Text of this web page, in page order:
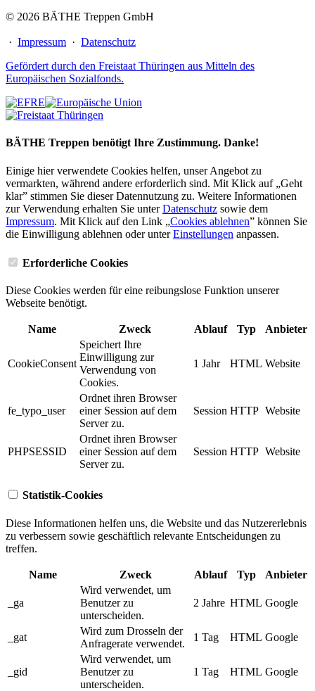
© 2026 BÄTHE Treppen GmbH
· Impressum · Datenschutz
Gefördert durch den Freistaat Thüringen aus Mitteln des
Europäischen Sozialfonds.
BÄTHE Treppen benötigt Ihre Zustimmung. Danke!
Einige hier verwendete Cookies helfen, unser Angebot zu
vermarkten, während andere erforderlich sind. Mit Klick auf „Geht
klar” stimmen Sie dieser Datennutzung zu. Weitere Informationen
zur Verwendung erhalten Sie unterDatenschutz sowie dem
Impressum. Mit Klick auf den Link „Cookies ablehnen” können Sie
die Einwilligung ablehnen oder unterEinstellungen anpassen.
Erforderliche Cookies
Diese Cookies werden für eine reibungslose Funktion unserer
Webseite benötigt.
Name Zweck Ablauf Typ Anbieter
CookieConsent
Speichert Ihre
Einwilligung zur
Verwendung von
Cookies.
1 Jahr HTML Website
fe_typo_user
Ordnet ihren Browser
einer Session auf dem
Server zu.
Session HTTP Website
PHPSESSID
Ordnet ihren Browser
einer Session auf dem
Server zu.
Session HTTP Website
Statistik-Cookies
Diese Informationen helfen uns, die Website und das Nutzererlebnis
zu verbessern sowie geschäftlich relevante Entscheidungen zu
treffen.
Name Zweck Ablauf Typ Anbieter
_ga
Wird verwendet, um
Benutzer zu
unterscheiden.
2 Jahre HTML Google
_gat
Wird zum Drosseln der
Anfragerate verwendet.
1 Tag HTML Google
_gid
Wird verwendet, um
Benutzer zu
unterscheiden.
1 Tag HTML Google